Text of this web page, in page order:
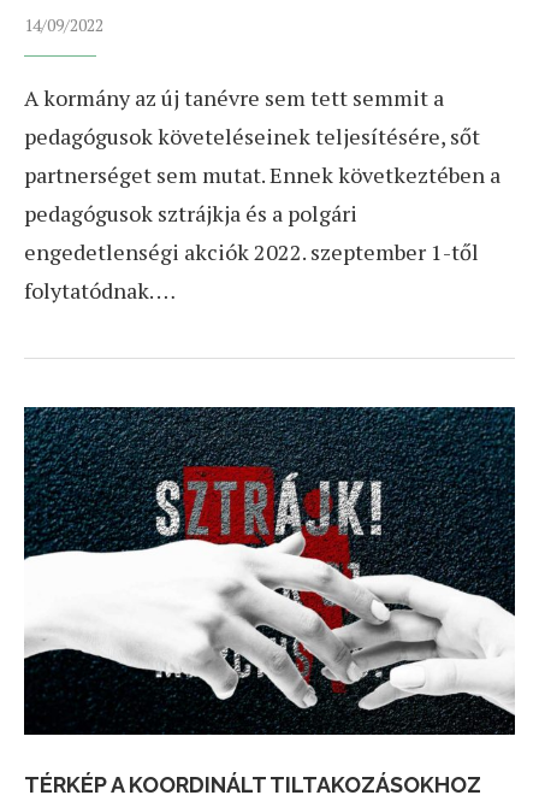
14/09/2022
A kormány az új tanévre sem tett semmit a
pedagógusok követeléseinek teljesítésére, sőt
partnerséget sem mutat. Ennek következtében a
pedagógusok sztrájkja és a polgári
engedetlenségi akciók 2022. szeptember 1-től
folytatódnak. …
TÉRKÉP A KOORDINÁLT TILTAKOZÁSOKHOZ